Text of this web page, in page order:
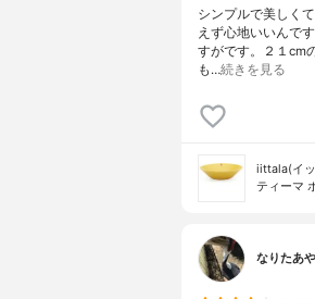
シンプルで美しく
えず心地いいんで
すがです。２１cm
も…続きを見る
iittala(イ
ティーマ
なりたあや